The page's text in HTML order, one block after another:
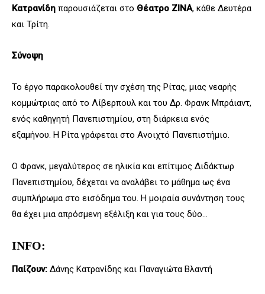
Κατρανίδη παρουσιάζεται στο Θέατρο ΖΙΝΑ, κάθε Δευτέρα
και Τρίτη.
Σύνοψη
Το έργο παρακολουθεί την σχέση της Ρίτας, μιας νεαρής
κομμώτριας από το Λίβερπουλ και του Δρ. Φρανκ Μπράιαντ,
ενός καθηγητή Πανεπιστημίου, στη διάρκεια ενός
εξαμήνου. Η Ρίτα γράφεται στο Ανοιχτό Πανεπιστήμιο.
Ο Φρανκ, μεγαλύτερος σε ηλικία και επίτιμος Διδάκτωρ
Πανεπιστημίου, δέχεται να αναλάβει το μάθημα ως ένα
συμπλήρωμα στο εισόδημα του. Η μοιραία συνάντηση τους
θα έχει μια απρόσμενη εξέλιξη και για τους δύο…
INFO:
Παίζουν: Δάνης Κατρανίδης και Παναγιώτα Βλαντή